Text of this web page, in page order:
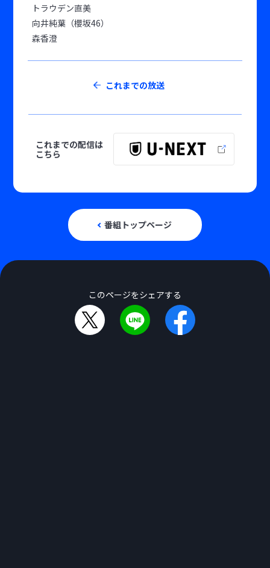
トラウデン直美
向井純葉（櫻坂46）
森香澄
これまでの放送
これまでの配信は
こちら
番組トップページ
このページをシェアする